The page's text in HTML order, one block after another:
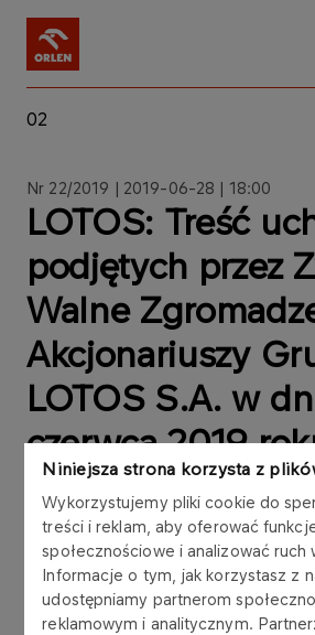
Niniejsza strona korzysta z
Wykorzystujemy pliki cookie do
treści i reklam, aby oferować
społecznościowe i analizować ruch
Informacje o tym, jak korzystasz z
udostępniamy partnerom
reklamowym i analitycznym.
02
Nr 22/2019 | 2019-06-28 | 18:00
LOTOS: Treść
podjętych przez
Walne
Akcjonariuszy
LOTOS S.A. w
czerwca 2019
Grupa LOTOS S.A. („Spółka”)
publicznej wiadomości treść
zostały podjęte przez